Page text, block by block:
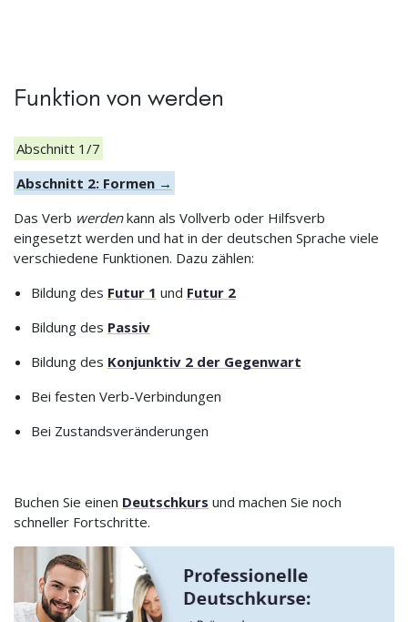
Funktion von werden
Abschnitt 1/7
Abschnitt 2: Formen →
Das Verb werdenkann als Vollverb oder Hilfsverb
eingesetzt werden und hat in der deutschen Sprache viele
verschiedene Funktionen. Dazu zählen:
Bildung des Futur 1 und Futur 2
Bildung des Passiv
Bildung des Konjunktiv 2 der Gegenwart
Bei festen Verb-Verbindungen
Bei Zustandsveränderungen
Buchen Sie einen Deutschkurs und machen Sie noch
schneller Fortschritte.